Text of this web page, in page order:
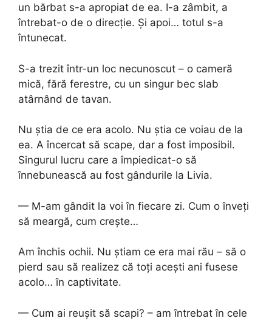
un bărbat s-a apropiat de ea. I-a zâmbit, a
întrebat-o de o direcție. Și apoi… totul s-a
întunecat.
S-a trezit într-un loc necunoscut – o cameră
mică, fără ferestre, cu un singur bec slab
atârnând de tavan.
Nu știa de ce era acolo. Nu știa ce voiau de la
ea. A încercat să scape, dar a fost imposibil.
Singurul lucru care a împiedicat-o să
înnebunească au fost gândurile la Livia.
— M-am gândit la voi în fiecare zi. Cum o înveți
să meargă, cum crește…
Am închis ochii. Nu știam ce era mai rău – să o
pierd sau să realizez că toți acești ani fusese
acolo… în captivitate.
— Cum ai reușit să scapi? – am întrebat în cele